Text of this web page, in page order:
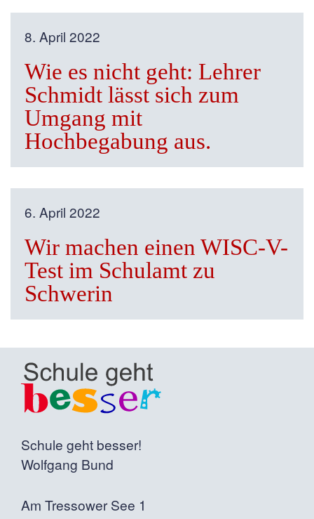
8. April 2022
Wie es nicht geht: Lehrer
Schmidt lässt sich zum
Umgang mit
Hochbegabung aus.
6. April 2022
Wir machen einen WISC-V-
Test im Schulamt zu
Schwerin
Schule geht besser!
Wolfgang Bund
Am Tressower See 1